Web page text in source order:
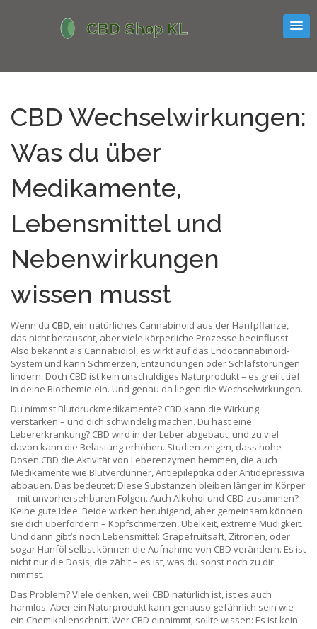
CBD Wechselwirkungen:
Was du über
Medikamente,
Lebensmittel und
Nebenwirkungen
wissen musst
Wenn du CBD, ein natürliches Cannabinoid aus der Hanfpflanze,
das nicht berauscht, aber viele körperliche Prozesse beeinflusst.
Also bekannt als Cannabidiol, es wirkt auf das Endocannabinoid-
System und kann Schmerzen, Entzündungen oder Schlafstörungen
lindern. Doch CBD ist kein unschuldiges Naturprodukt – es greift tief
in deine Biochemie ein. Und genau da liegen die Wechselwirkungen.
Du nimmst Blutdruckmedikamente? CBD kann die Wirkung
verstärken – und dich schwindelig machen. Du hast eine
Lebererkrankung? CBD wird in der Leber abgebaut, und zu viel
davon kann die Belastung erhöhen. Studien zeigen, dass hohe
Dosen CBD die Aktivität von Leberenzymen hemmen, die auch
Medikamente wie Blutverdünner, Antiepileptika oder Antidepressiva
abbauen. Das bedeutet: Diese Substanzen bleiben länger im Körper
– mit unvorhersehbaren Folgen. Auch Alkohol und CBD zusammen?
Keine gute Idee. Beide wirken beruhigend, aber gemeinsam können
sie dich überfordern – Kopfschmerzen, Übelkeit, extreme Müdigkeit.
Und dann gibt’s noch Lebensmittel: Grapefruitsaft, Zitronen, oder
sogar Hanföl selbst können die Aufnahme von CBD verändern. Es ist
nicht nur die Dosis, die zählt – es ist, was du sonst noch zu dir
nimmst.
Das Problem? Viele denken, weil CBD natürlich ist, ist es auch
harmlos. Aber ein Naturprodukt kann genauso gefährlich sein wie
ein Chemikalienschnitt. Wer CBD einnimmt, sollte wissen: Es ist kein